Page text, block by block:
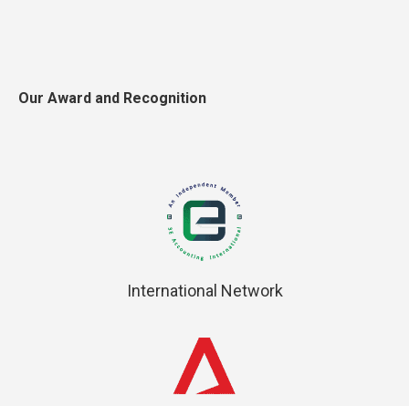
Our Award and Recognition
International Network